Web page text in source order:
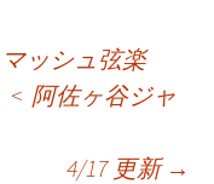
ッシュ弦楽
阿佐ヶ谷ジャ
4/17 更新→